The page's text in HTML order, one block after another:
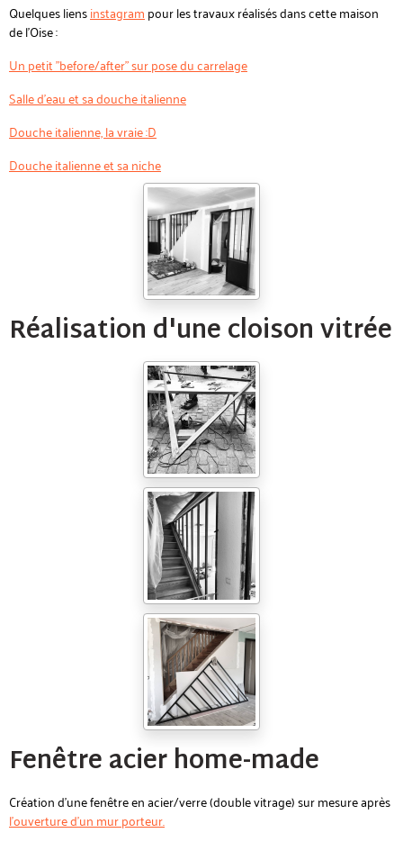
Quelques liensinstagram pour les travaux réalisés dans cette maison
de l'Oise :
Un petit "before/after" sur pose du carrelage
Salle d'eau et sa douche italienne
Douche italienne, la vraie :D
Douche italienne et sa niche
Réalisation d'une cloison vitrée
Fenêtre acier home-made
Création d'une fenêtre en acier/verre (double vitrage) sur mesure après
l'ouverture d'un mur porteur.